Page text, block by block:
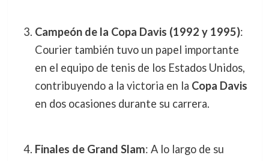
Campeón de la Copa Davis (1992 y 1995):
Courier también tuvo un papel importante
en el equipo de tenis de los Estados Unidos,
contribuyendo a la victoria en la Copa Davis
en dos ocasiones durante su carrera.
Finales de Grand Slam: A lo largo de su